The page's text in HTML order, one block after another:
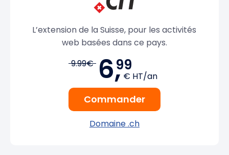
L’extension de la Suisse, pour les activités
web basées dans ce pays.
9.99€ 6,99
€ HT/an
Commander
Domaine .ch